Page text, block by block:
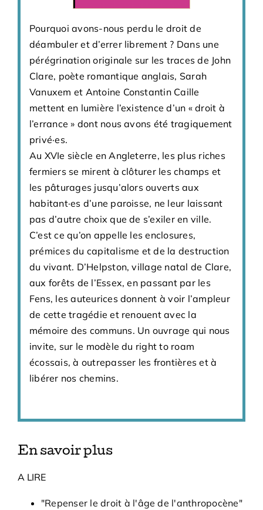
Pourquoi avons-nous perdu le droit de
déambuler et d’errer librement ? Dans une
pérégrination originale sur les traces de John
Clare, poète romantique anglais, Sarah
Vanuxem et Antoine Constantin Caille
mettent en lumière l’existence d’un « droit à
l’errance » dont nous avons été tragiquement
privé·es.
Au XVIe siècle en Angleterre, les plus riches
fermiers se mirent à clôturer les champs et
les pâturages jusqu’alors ouverts aux
habitant·es d’une paroisse, ne leur laissant
pas d’autre choix que de s’exiler en ville.
C’est ce qu’on appelle les enclosures,
prémices du capitalisme et de la destruction
du vivant. D’Helpston, village natal de Clare,
aux forêts de l’Essex, en passant par les
Fens, les auteurices donnent à voir l’ampleur
de cette tragédie et renouent avec la
mémoire des communs. Un ouvrage qui nous
invite, sur le modèle du right to roam
écossais, à outrepasser les frontières et à
libérer nos chemins.
En savoir plus
A LIRE
"Repenser le droit à l'âge de l'anthropocène"